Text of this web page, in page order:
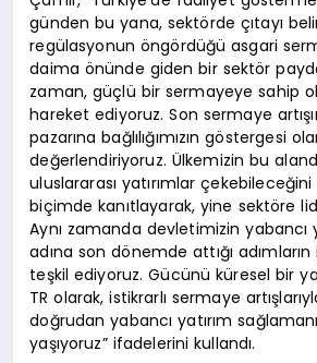
günden bu yana, sektörde çıtayı
regülasyonun öngördüğü asgari
daima önünde giden bir sektör
zaman, güçlü bir sermayeye sahip
hareket ediyoruz. Son sermaye
pazarına bağlılığımızın göstergesi
değerlendiriyoruz. Ülkemizin bu
uluslararası yatırımlar çekebileceğini
biçimde kanıtlayarak, yine sektöre
Aynı zamanda devletimizin yabancı
adına son dönemde attığı
teşkil ediyoruz. Gücünü küresel bir
TR olarak, istikrarlı sermaye
doğrudan yabancı yatırım
yaşıyoruz” ifadelerini kullandı.